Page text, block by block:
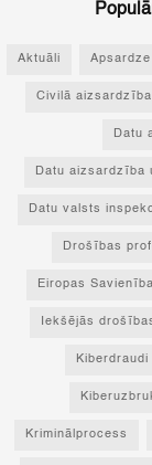
Aktuāli Apsardze
Civilā aizsardzība
Datu
Datu aizsardzība
Datu valsts
Drošības
Eiropas Savienība
Iekšējās
Kiberdraudi
Kriminālprocess